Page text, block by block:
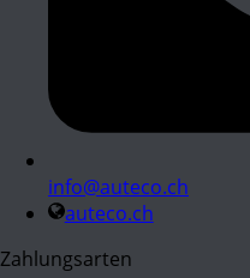
info@auteco.ch
auteco.ch
Zahlungsarten